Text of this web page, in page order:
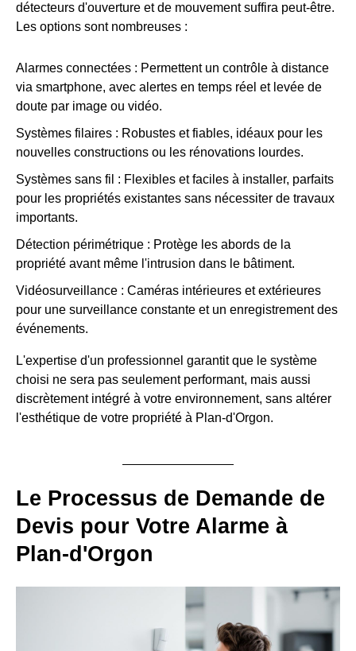
détecteurs d'ouverture et de mouvement suffira peut-être.
Les options sont nombreuses :
Alarmes connectées : Permettent un contrôle à distance
via smartphone, avec alertes en temps réel et levée de
doute par image ou vidéo.
Systèmes filaires : Robustes et fiables, idéaux pour les
nouvelles constructions ou les rénovations lourdes.
Systèmes sans fil : Flexibles et faciles à installer, parfaits
pour les propriétés existantes sans nécessiter de travaux
importants.
Détection périmétrique : Protège les abords de la
propriété avant même l'intrusion dans le bâtiment.
Vidéosurveillance : Caméras intérieures et extérieures
pour une surveillance constante et un enregistrement des
événements.
L'expertise d'un professionnel garantit que le système
choisi ne sera pas seulement performant, mais aussi
discrètement intégré à votre environnement, sans altérer
l'esthétique de votre propriété à Plan-d'Orgon.
Le Processus de Demande de
Devis pour Votre Alarme à
Plan-d'Orgon